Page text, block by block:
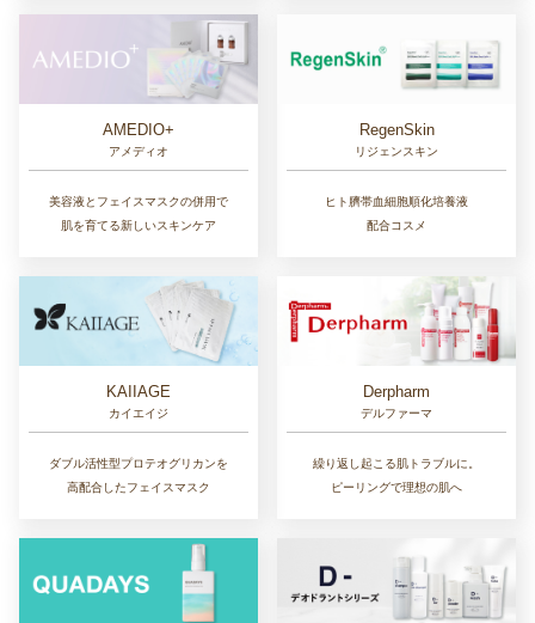
AMEDIO+
アメディオ
美容液とフェイスマスクの併用で
肌を育てる新しいスキンケア
RegenSkin
リジェンスキン
ヒト臍帯血細胞順化培養液
配合コスメ
KAIIAGE
カイエイジ
ダブル活性型プロテオグリカンを
高配合したフェイスマスク
Derpharm
デルファーマ
繰り返し起こる肌トラブルに。
ピーリングで理想の肌へ